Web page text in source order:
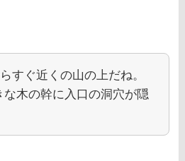
すぐ近くの山の上だね。
木の幹に入口の洞穴が隠